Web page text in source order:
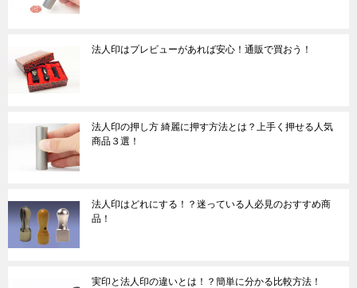
法人印はプレビューがあれば安心！通販で買おう！
法人印の押し方 綺麗に押す方法とは？上手く押せる人気
商品３選！
法人印はどれにする！？迷っている人必見のおすすめ商
品！
実印と法人印の違いとは！？簡単に分かる比較方法！